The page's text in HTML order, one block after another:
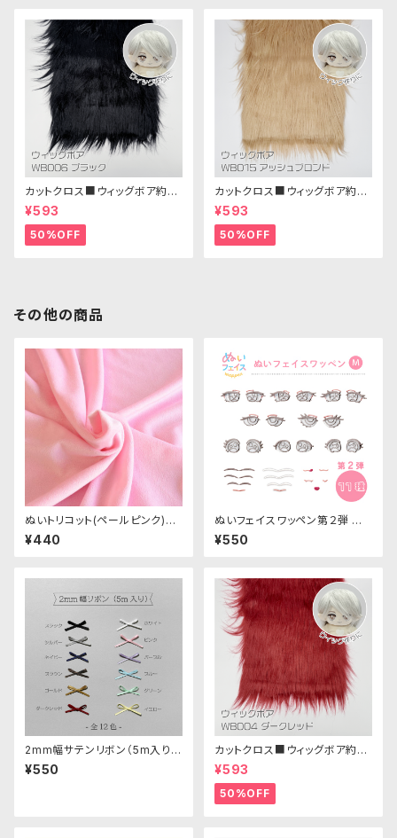
カットクロス■ウィッグボア約8c
m(ブラック)WB006ボア生地 2
5cm × 45cm
¥593
50%OFF
カットクロス■ウィッグボア約8c
m(アッシュブロンド)WB015 ボ
ア生地 25cm × 45cm
¥593
50%OFF
その他の商品
ぬいトリコット(ペールピンク)NL
016 ぬいぐるみ用薄手パイル生
地 20cm
¥440
ぬいフェイスワッペン第２弾 M
サイズ 各種｜清原株式会社
¥550
2mm幅サテンリボン（5m入り）
各色｜清原株式会社
¥550
カットクロス■ウィッグボア約8c
m(ダークレッド)WB004ボア生
地 25cm × 45cm
¥593
50%OFF